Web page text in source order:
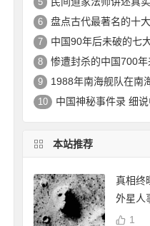
6 盘点古代最著名的十
7 中国90年后未破的七大人命
8 惨遭封杀的中国700
9 1988年南海舰队在南海打捞起
10 中国神秘事件录 细说中
本站推荐
真相终
外星人
1